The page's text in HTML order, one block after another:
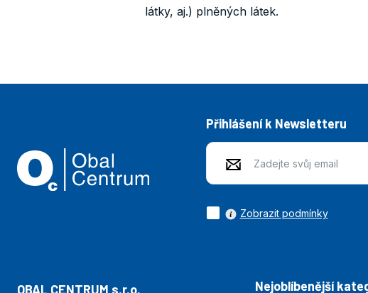
látky, aj.) plněných látek.
Přihlášení k Newsletteru
Zobrazit podmínky
OBAL CENTRUM s.r.o. Nejoblíbenější